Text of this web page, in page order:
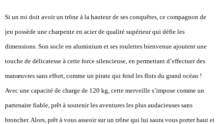
Si un roi doit avoir un trône à la hauteur de ses conquêtes, ce compagnon de
jeu possède une charpente en acier de qualité supérieur qui défie les
dimensions. Son socle en aluminium et ses roulettes bienvenue ajoutent une
touche de délicatesse à cette force silencieuse, en permettant d’effectuer des
manœuvres sans effort, comme un pirate qui fend les flots du grand océan !
Avec une capacité de charge de 120 kg, cette merveille s’impose comme un
partenaire fiable, prêt à soutenir les aventures les plus audacieuses sans
broncher. Alors, prêt à vous asseoir sur un trône qui lui saura vous porter haut et